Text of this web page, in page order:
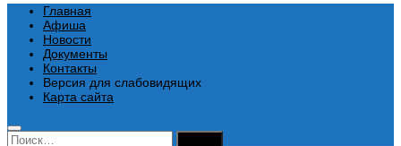
Главная
Афиша
Новости
Документы
Контакты
Версия для слабовидящих
Карта сайта
Найти: